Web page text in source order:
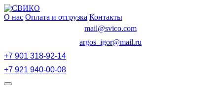
Перейти
к
О нас Оплата и отгрузка Контакты
mail@svico.com
argos_igor@mail.ru
+7 901 318-92-14
+7 921 940-00-08
Открыть